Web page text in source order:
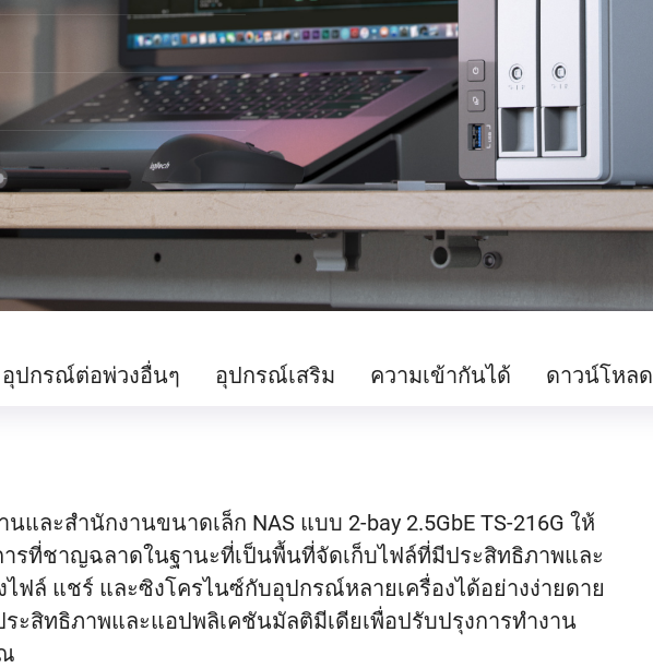
อุปกรณ์ต่อพ่วงอื่นๆ อุปกรณ์เสริม ความเข้ากันได้ ดาวน์โหลด
ละสำนักงานขนาดเล็ก NAS แบบ 2-bay 2.5GbE TS-216G ให้
รที่ชาญฉลาดในฐานะที่เป็นพื้นที่จัดเก็บไฟล์ที่มีประสิทธิภาพและ
ฟล์ แชร์ และซิงโครไนซ์กับอุปกรณ์หลายเครื่องได้อย่างง่ายดาย
ระสิทธิภาพและแอปพลิเคชันมัลติมีเดียเพื่อปรับปรุงการทำงาน